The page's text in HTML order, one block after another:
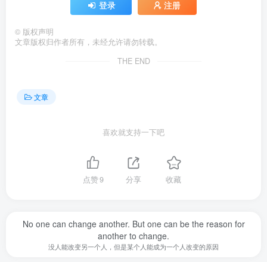
登录 注册
© 版权声明
文章版权归作者所有，未经允许请勿转载。
THE END
文章
喜欢就支持一下吧
点赞9 分享 收藏
No one can change another. But one can be the reason for
another to change.
没人能改变另一个人，但是某个人能成为一个人改变的原因